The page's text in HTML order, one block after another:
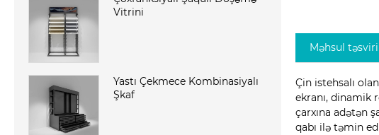
Vitrini
Yastı Çekmece Kombinasiyalı
Şkaf
Məhsul təsviri
Çin istehsalı
ekranı, dinamik
çarxına adətən
qabı ilə təmin